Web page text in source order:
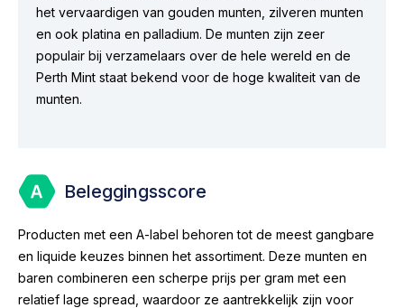
het vervaardigen van gouden munten, zilveren munten
en ook platina en palladium. De munten zijn zeer
populair bij verzamelaars over de hele wereld en de
Perth Mint staat bekend voor de hoge kwaliteit van de
munten.
Beleggingsscore
Producten met een A-label behoren tot de meest gangbare
en liquide keuzes binnen het assortiment. Deze munten en
baren combineren een scherpe prijs per gram met een
relatief lage spread, waardoor ze aantrekkelijk zijn voor